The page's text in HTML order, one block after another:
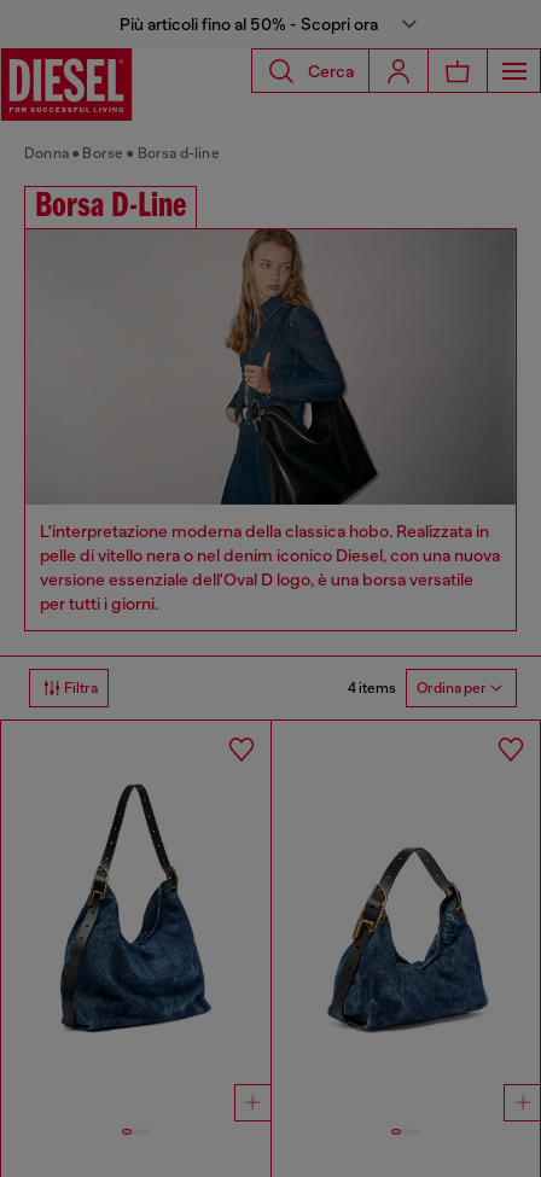
Più articoli fino al 50% - Scopri ora
Cerca
Donna Borse Borsa d-line
Borsa D-Line
L'interpretazione moderna della classica hobo. Realizzata in
pelle di vitello nera o nel denim iconico Diesel, con una nuova
versione essenziale dell'Oval D logo, è una borsa versatile
per tutti i giorni.
Filtra 4 items Ordina per